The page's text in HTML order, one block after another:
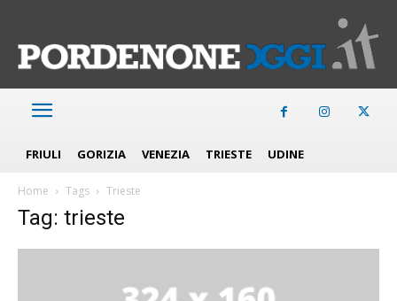
FRIULI GORIZIA VENEZIA TRIESTE UDINE
Home Tags Trieste
Tag: trieste